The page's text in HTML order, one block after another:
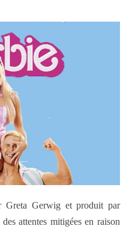
Gerwig et produit par
attentes mitigées en raison